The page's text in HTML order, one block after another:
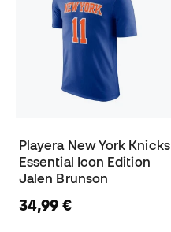
Playera New York Knicks
Essential Icon Edition
Jalen Brunson
34,99 €